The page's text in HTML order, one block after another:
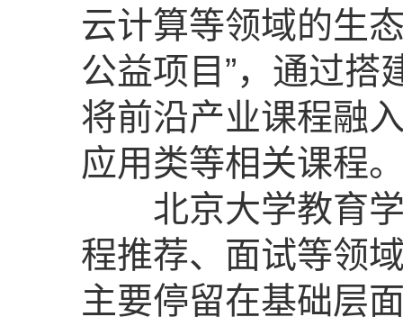
云计算等领域的生
公益项目”，通过搭
将前沿产业课程融
应用类等相关课程
北京大学教育学
程推荐、面试等领
主要停留在基础层